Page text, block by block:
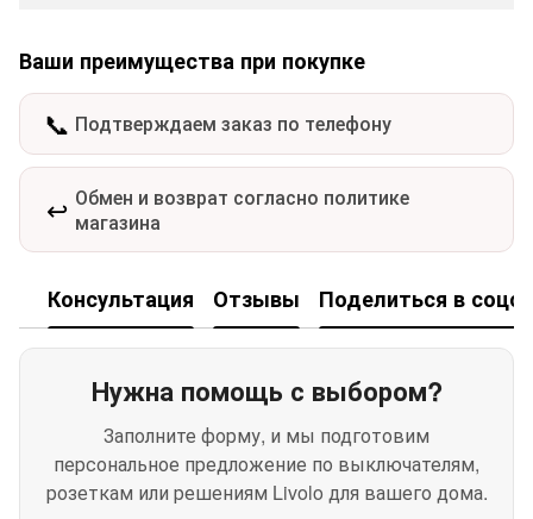
Ваши преимущества при покупке
📞 Подтверждаем заказ по телефону
↩️ Обмен и возврат согласно политике
магазина
Консультация Отзывы Поделиться в
Нужна помощь с выбором?
Заполните форму, и мы подготовим
персональное предложение по выключателям,
розеткам или решениям Livolo для вашего дома.